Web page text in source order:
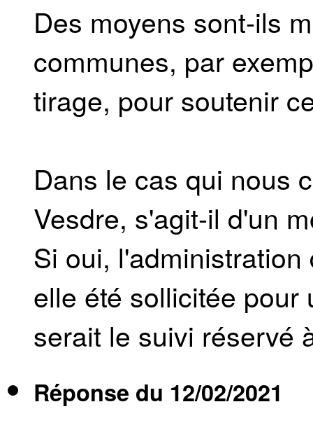
Des moyens sont-ils
communes, par
tirage, pour soutenir
Dans le cas qui nous
Vesdre, s'agit-il d'un
Si oui,
elle été sollicitée
serait le suivi réservé
Réponse du 12/02/2021